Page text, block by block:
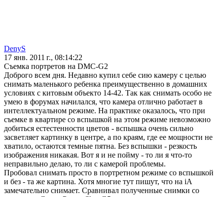
DenyS
17 янв. 2011 г., 08:14:22
Съемка портретов на DMC-G2
Доброго всем дня. Недавно купил себе сию камеру с целью
снимать маленького ребенка преимущественно в домашних
условиях с китовым объекто 14-42. Так как снимать особо не
умею в форумах начилался, что камера отлично работает в
интеллектуальном режиме. На практике оказалось, что при
съемке в квартире со вспышкой на этом режиме невозможно
добиться естестенности цветов - вспышка очень сильно
засветляет картинку в центре, а по краям, где ее мощности не
хватило, остаются темные пятна. Без вспышки - резкость
изображения никакая. Вот я и не пойму - то ли я что-то
неправильно делаю, то ли с камерой проблемы.
Пробовал снимать просто в портретном режиме со вспышкой
и без - та же картина. Хотя многие тут пишут, что на iA
замечательно снимает. Сравнивал полученные снимки со